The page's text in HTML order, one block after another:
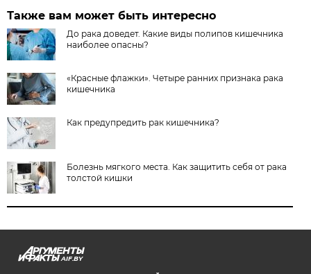
Также вам может быть интересно
До рака доведет. Какие виды полипов кишечника
наиболее опасны?
«Красные флажки». Четыре ранних признака рака
кишечника
Как предупредить рак кишечника?
Болезнь мягкого места. Как защитить себя от рака
толстой кишки
AIF.BY